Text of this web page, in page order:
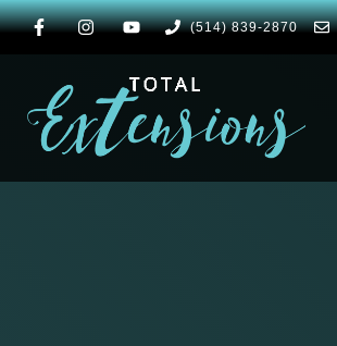
(514) 839-2870